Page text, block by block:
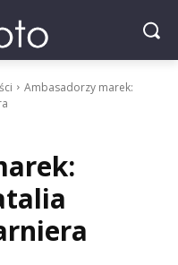
Ambasadorzy marek: